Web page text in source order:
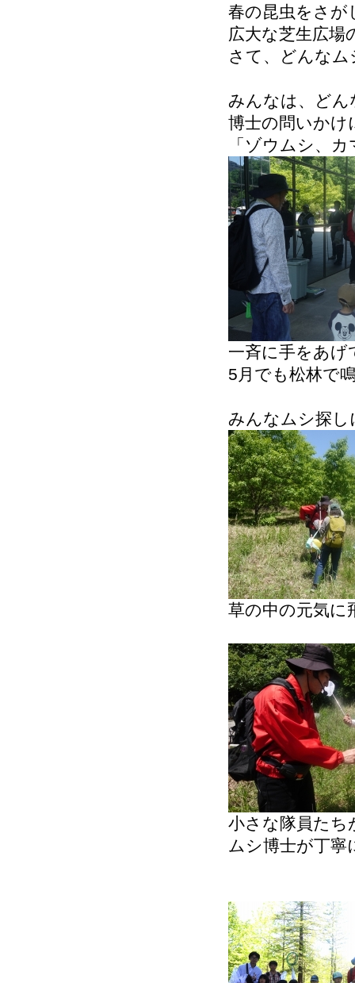
春の昆虫をさ
広大な芝生広場
さて、どんな
みんなは、どん
博士の問いかけ
「ゾウムシ、
一斉に手をあげ
5月でも松林で
みんなムシ探し
草の中の元気に
小さな隊員たち
ムシ博士が丁